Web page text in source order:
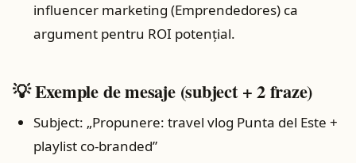
influencer marketing (Emprendedores) ca
argument pentru ROI potențial.
💡 Exemple de mesaje (subject + 2 fraze)
Subject: „Propunere: travel vlog Punta del Este +
playlist co‑branded”